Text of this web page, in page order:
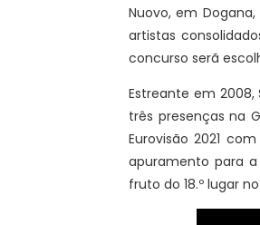
Nuovo, em
artistas
concurso serã
Estreante em
três presenças na
Eurovisão 2021
apuramento para
fruto do 18.º lugar